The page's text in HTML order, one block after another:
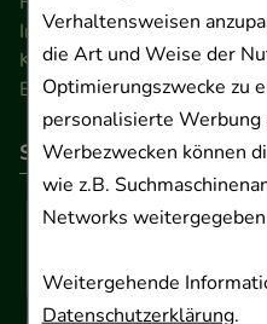
Verhaltensweisen
die Art und Weise der
Optimierungszwecke zu
personalisierte Werbung
Werbezwecken können
wie z.B.
Networks
Weitergehende
Datenschutzerklärung.
Impressum
Kontakt
Barrierefreiheitserklärung
So können Sie bezahlen